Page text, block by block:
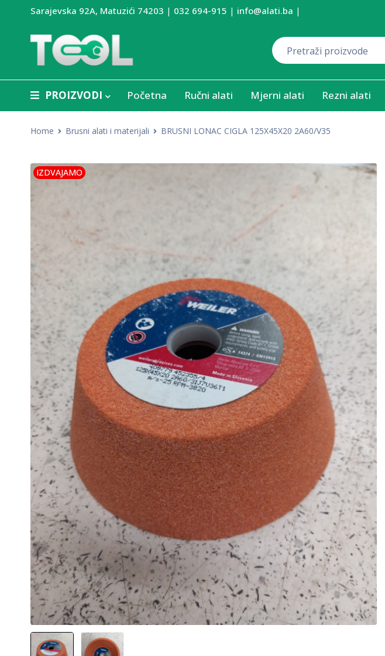
Sarajevska 92A, Matuzići 74203 | 032 694-915 | info@alati.ba |
PROIZVODI Početna Ručni alati Mjerni alati Rezni alati
Home Brusni alati i materijali BRUSNI LONAC CIGLA 125X45X20 2A60/V35
IZDVAJAMO